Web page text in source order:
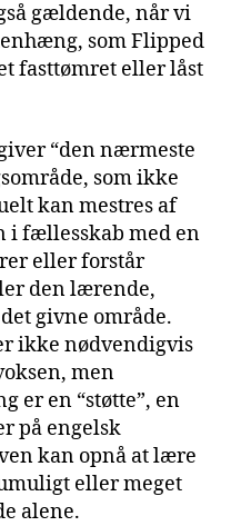
gældende, når vi
som Flipped
fasttømret eller låst
“den nærmeste
som ikke
kan mestres af
i fællesskab med en
eller forstår
den lærende,
givne område.
ikke nødvendigvis
men
er en “støtte”, en
på engelsk
kan opnå at lære
eller meget
alene.